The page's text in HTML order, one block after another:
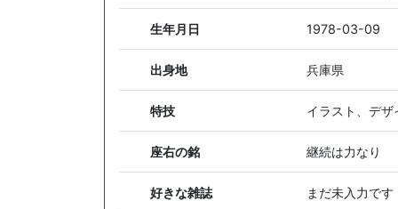
生年月日 1978-03-09
出身地 兵庫県
特技 イラスト、デ
座右の銘 継続は力なり
好きな雑誌 まだ未入力です